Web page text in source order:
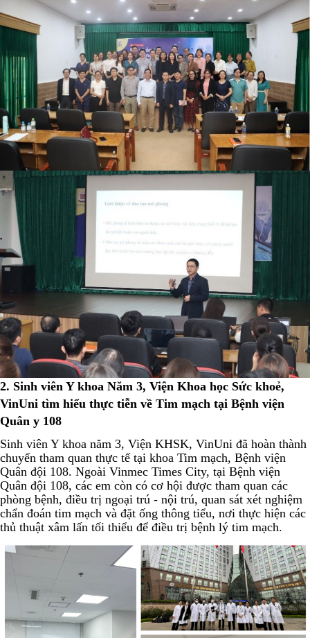
2. Sinh viên Y khoa Năm 3, Viện Khoa học Sức khoẻ,
VinUni tìm hiểu thực tiễn về Tim mạch tại Bệnh viện
Quân y 108
Sinh viên Y khoa năm 3, Viện KHSK, VinUni đã hoàn thành
chuyến tham quan thực tế tại khoa Tim mạch, Bệnh viện
Quân đội 108. Ngoài Vinmec Times City, tại Bệnh viện
Quân đội 108, các em còn có cơ hội được tham quan các
phòng bệnh, điều trị ngoại trú - nội trú, quan sát xét nghiệm
chẩn đoán tim mạch và đặt ống thông tiểu, nơi thực hiện các
thủ thuật xâm lấn tối thiểu để điều trị bệnh lý tim mạch.